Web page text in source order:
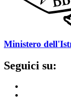
Ministero
Seguici su: